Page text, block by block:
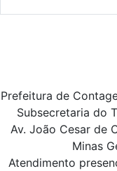
Prefeitura de
Subsecretaria do
Av. João Cesar de
Minas
Atendimento